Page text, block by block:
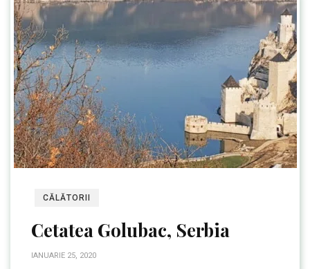
CĂLĂTORII
Cetatea Golubac, Serbia
IANUARIE 25, 2020